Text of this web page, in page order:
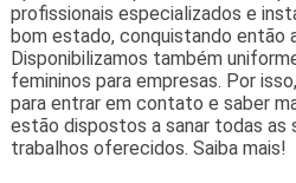
profissionais especializados e
bom estado, conquistando então
Disponibilizamos também
femininos para empresas. Por
para entrar em contato e saber
estão dispostos a sanar todas as
trabalhos oferecidos. Saiba mais!